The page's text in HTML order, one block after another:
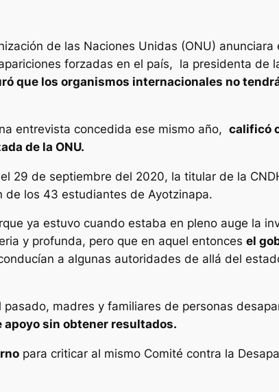
de las Naciones Unidas (ONU) anunciara
forzadas en el país, la presidenta de
que los organismos internacionales no
entrevista concedida ese mismo año, calificó
de la ONU.
29 de septiembre del 2020, la titular de la
de los 43 estudiantes de Ayotzinapa.
ya estuvo cuando estaba en pleno auge la
y profunda, pero que en aquel entonces el
a algunas autoridades de allá del
madres y familiares de personas
sin obtener resultados.
para criticar al mismo Comité contra la